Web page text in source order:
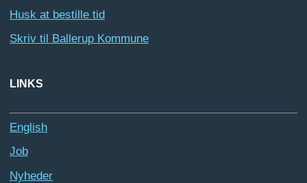
Husk at bestille tid
Skriv til Ballerup Kommune
LINKS
English
Job
Nyheder